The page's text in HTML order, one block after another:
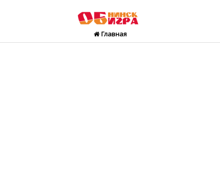
Главная